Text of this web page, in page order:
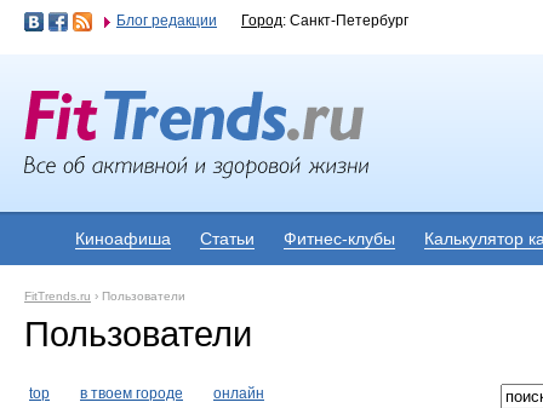
Блог редакции Город: Санкт-Петербург
Киноафиша Статьи Фитнес-клубы Калькулятор
FitTrends.ru › Пользователи
Пользователи
top в твоем городе онлайн